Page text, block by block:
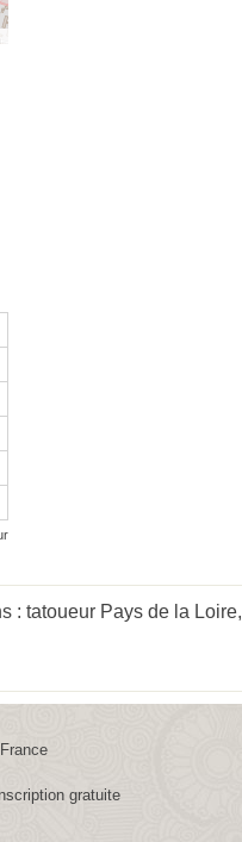
: tatoueur Pays de la Loire,
Inscription gratuite